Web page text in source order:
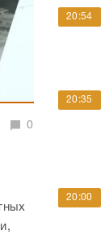
0
20:54
20:35
20:00